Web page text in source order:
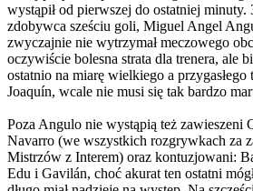
wystąpił od pierwszej do ostatniej
zdobywca sześciu goli, Miguel Angel
zwyczajnie nie wytrzymał meczowego
oczywiście bolesna strata dla trenera, ale
ostatnio na miarę wielkiego a przygasłego
Joaquín, wcale nie musi się tak bardzo
Poza Angulo nie wystąpią też zawieszeni
Navarro (we wszystkich rozgrywkach za
Mistrzów z Interem) oraz kontuzjowani:
Edu i Gavilán, choć akurat ten ostatni